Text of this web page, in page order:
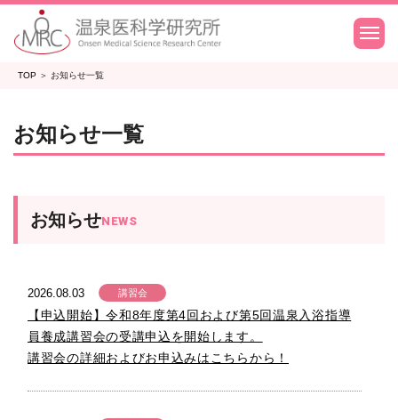
TOP ＞ お知らせ一覧
お知らせ一覧
お知らせNEWS
2026.08.03 講習会
【申込開始】令和8年度第4回および第5回温泉入浴指導
員養成講習会の受講申込を開始します。
講習会の詳細およびお申込みはこちらから！